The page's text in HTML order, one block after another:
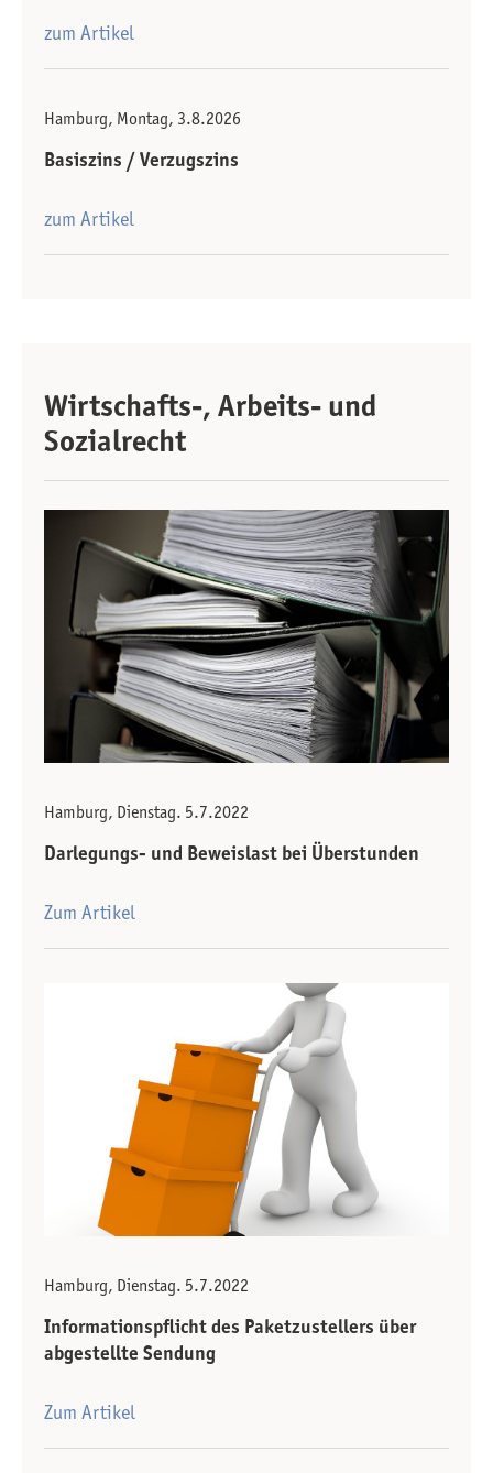
zum Artikel
Hamburg, Montag, 3.8.2026
Basiszins / Verzugszins
zum Artikel
Wirtschafts-, Arbeits- und
Sozialrecht
Hamburg, Dienstag. 5.7.2022
Darlegungs- und Beweislast bei Überstunden
Zum Artikel
Hamburg, Dienstag. 5.7.2022
Informationspflicht des Paketzustellers über
abgestellte Sendung
Zum Artikel